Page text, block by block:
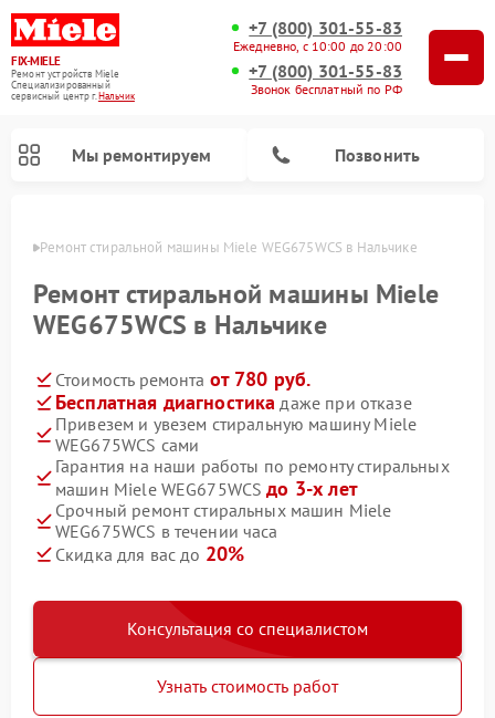
FIX-MIELE
Ремонт устройств Miele
Специализированный
cервисный центр г.Нальчик
+7 (800) 301-55-83
Ежедневно, с 10:00 до 20:00
+7 (800) 301-55-83
Звонок бесплатный по РФ
Мы ремонтируем Позвонить
Ремонт стиральной машины Miele WEG675WCS в Нальчике
Ремонт стиральной машины Miele
WEG675WCS в Нальчике
Стоимость ремонта от 780 руб.
Бесплатная диагностика даже при отказе
Привезем и увезем стиральную машину Miele
WEG675WCS сами
Гарантия на наши работы по ремонту стиральных
машин Miele WEG675WCSдо 3-х лет
Срочный ремонт стиральных машин Miele
WEG675WCS в течении часа
Скидка для вас до 20%
Консультация со специалистом
Узнать стоимость работ